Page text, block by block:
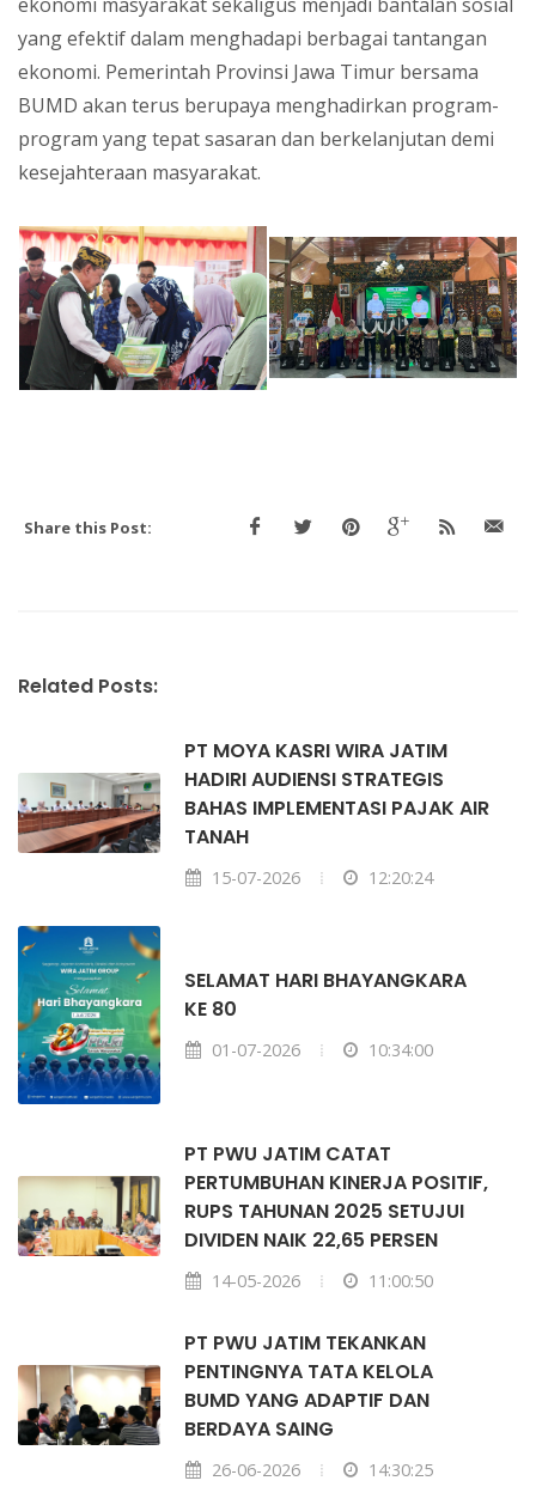
yang efektif dalam menghadapi berbagai tantangan
ekonomi. Pemerintah Provinsi Jawa Timur bersama
BUMD akan terus berupaya menghadirkan program-
program yang tepat sasaran dan berkelanjutan demi
kesejahteraan masyarakat.
Share this Post:
Related Posts:
PT MOYA KASRI WIRA JATIM
HADIRI AUDIENSI STRATEGIS
BAHAS IMPLEMENTASI PAJAK AIR
TANAH
15-07-2026 12:20:24
SELAMAT HARI BHAYANGKARA
KE 80
01-07-2026 10:34:00
PT PWU JATIM CATAT
PERTUMBUHAN KINERJA POSITIF,
RUPS TAHUNAN 2025 SETUJUI
DIVIDEN NAIK 22,65 PERSEN
14-05-2026 11:00:50
PT PWU JATIM TEKANKAN
PENTINGNYA TATA KELOLA
BUMD YANG ADAPTIF DAN
BERDAYA SAING
26-06-2026 14:30:25